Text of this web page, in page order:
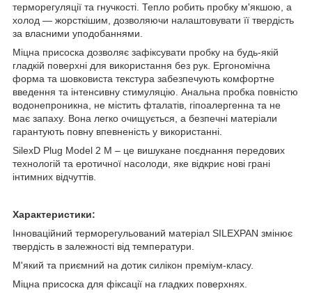
терморегуляції та гнучкості. Тепло робить пробку м'якшою, а
холод — жорсткішим, дозволяючи налаштовувати її твердість
за власними уподобаннями.
Міцна присоска дозволяє зафіксувати пробку на будь-якій
гладкій поверхні для використання без рук. Ергономічна
форма та шовковиста текстура забезпечують комфортне
введення та інтенсивну стимуляцію. Анальна пробка повністю
водонепроникна, не містить фталатів, гіпоалергенна та не
має запаху. Вона легко очищується, а безпечні матеріали
гарантують повну впевненість у використанні.
SilexD Plug Model 2 M – це вишукане поєднання передових
технологій та еротичної насолоди, яке відкриє нові грані
інтимних відчуттів.
Характеристики:
Інноваційний терморегульований матеріал SILEXPAN змінює
твердість в залежності від температури.
М'який та приємний на дотик силікон преміум-класу.
Міцна присоска для фіксації на гладких поверхнях.